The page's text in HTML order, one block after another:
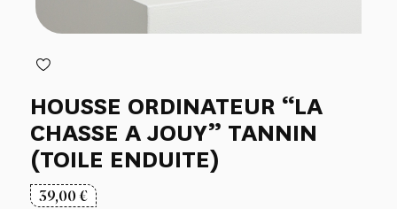
HOUSSE ORDINATEUR “LA
CHASSE A JOUY” TANNIN
(TOILE ENDUITE)
39,00€